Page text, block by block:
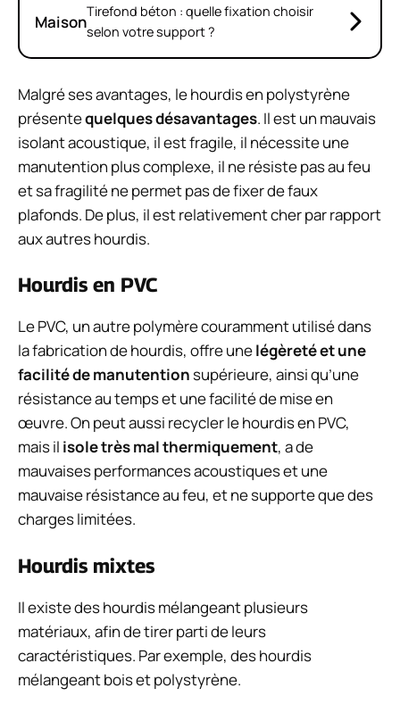
MaisonTirefond béton : quelle fixation choisir
selon votre support ?
Malgré ses avantages, le hourdis en polystyrène
présentequelques désavantages. Il est un mauvais
isolant acoustique, il est fragile, il nécessite une
manutention plus complexe, il ne résiste pas au feu
et sa fragilité ne permet pas de fixer de faux
plafonds. De plus, il est relativement cher par rapport
aux autres hourdis.
Hourdis en PVC
Le PVC, un autre polymère couramment utilisé dans
la fabrication de hourdis, offre unelégèreté et une
facilité de manutentionsupérieure, ainsi qu’une
résistance au temps et une facilité de mise en
œuvre. On peut aussi recycler le hourdis en PVC,
mais il isole très mal thermiquement, a de
mauvaises performances acoustiques et une
mauvaise résistance au feu, et ne supporte que des
charges limitées.
Hourdis mixtes
Il existe des hourdis mélangeant plusieurs
matériaux, afin de tirer parti de leurs
caractéristiques. Par exemple, des hourdis
mélangeant bois et polystyrène.